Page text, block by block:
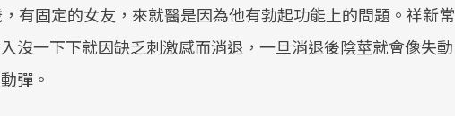
有固定的女友，來就醫是因為他有勃起功能上的問題。祥新常
沒一下下就因缺乏刺激感而消退，一旦消退後陰莖就會像失動
彈。
面對超高齡社會的浪潮，台灣正在快速
邁向「健康照護」的新時代。隨著國家
政策如「健康台灣推動委員會」與「長
2025年，就到良醫生活祭體驗「一站式
健康新生活」，從講座、體驗到運動，
全面啟動你的健康革命！
良醫健康網從「換季的身體變化」出
發，透過醫學觀點與日常感受的對話，
建立對亞健康的認知，進而引導實際的